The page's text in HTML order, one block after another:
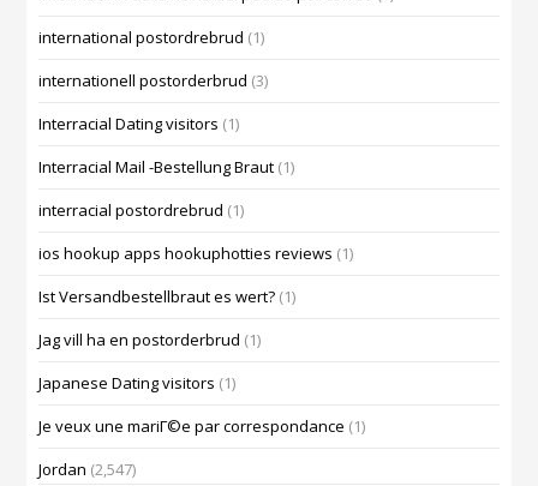
international postordrebrud (1)
internationell postorderbrud (3)
Interracial Dating visitors (1)
Interracial Mail -Bestellung Braut (1)
interracial postordrebrud (1)
ios hookup apps hookuphotties reviews (1)
Ist Versandbestellbraut es wert? (1)
Jag vill ha en postorderbrud (1)
Japanese Dating visitors (1)
Je veux une mariГ©e par correspondance (1)
Jordan (2,547)